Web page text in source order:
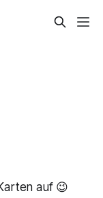
auf 😉